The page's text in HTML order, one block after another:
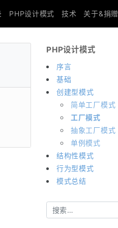
PHP设计模式 技术 关于&捐赠
PHP设计模式
序言
基础
创建型模式
简单工厂模式
工厂模式
抽象工厂模式
单例模式
结构性模式
行为型模式
模式总结